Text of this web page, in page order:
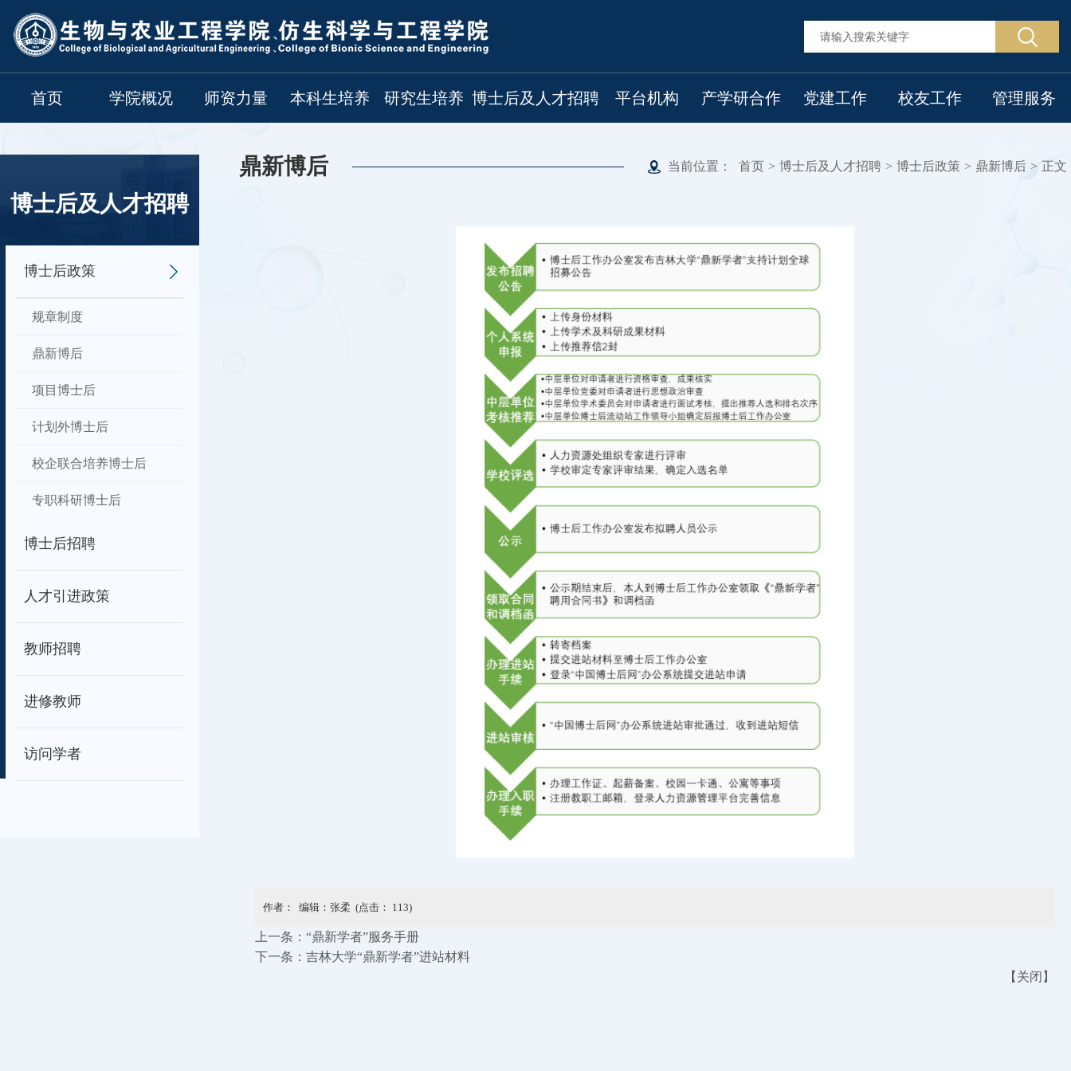
首页 学院概况 师资力量 本科生培养 研究生培养 博士后及人才招聘 平台机构 产学研合作 党建工作 校友工作 管理服务
博士后及人才招聘
博士后政策
规章制度
鼎新博后
项目博士后
计划外博士后
校企联合培养博士后
专职科研博士后
博士后招聘
人才引进政策
教师招聘
进修教师
访问学者
鼎新博后 当前位置： 首页 > 博士后及人才招聘 > 博士后政策 > 鼎新博后 > 正文
作者： 编辑：张柔 (点击： 113)
上一条： “鼎新学者”服务手册
下一条： 吉林大学“鼎新学者”进站材料
【 关闭 】